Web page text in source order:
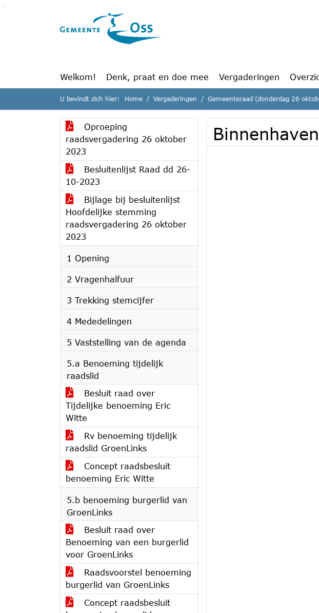
Ga naar de inhoud van deze pagina
Welkom! Denk, praat en doe mee Vergaderingen
U bevindt zich hier: Home Vergaderingen Gemeenteraad (donderdag 26
Oproeping
raadsvergadering 26 oktober
2023
Besluitenlijst Raad dd 26-
10-2023
Bijlage bij besluitenlijst
Hoofdelijke stemming
raadsvergadering 26 oktober
2023
1 Opening
2 Vragenhalfuur
3 Trekking stemcijfer
4 Mededelingen
5 Vaststelling van de agenda
5.a Benoeming tijdelijk
raadslid
Besluit raad over
Tijdelijke benoeming Eric
Witte
Rv benoeming tijdelijk
raadslid GroenLinks
Concept raadsbesluit
benoeming Eric Witte
5.b benoeming burgerlid van
GroenLinks
Besluit raad over
Benoeming van een burgerlid
voor GroenLinks
Raadsvoorstel benoeming
burgerlid van GroenLinks
Concept raadsbesluit